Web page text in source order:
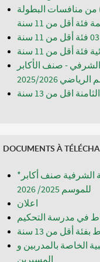
الجولة الرابعة (04) من منافسات البطولة
فئة أقل من 11 سنة
فئة أقل من 11 سنة
15 - القسم الشرفي - صنف الأكابر
2025/2026
اقل من 13 سنة
DOCUMENTS À
*تعديل*رزنامة البطولة الشرفية صنف أكابر
للموسم 2025/ 2026
اعلان
في مدرسة التحكيم
أقل من 13 سنة
الخاصة بالمدربين و
المسيرين